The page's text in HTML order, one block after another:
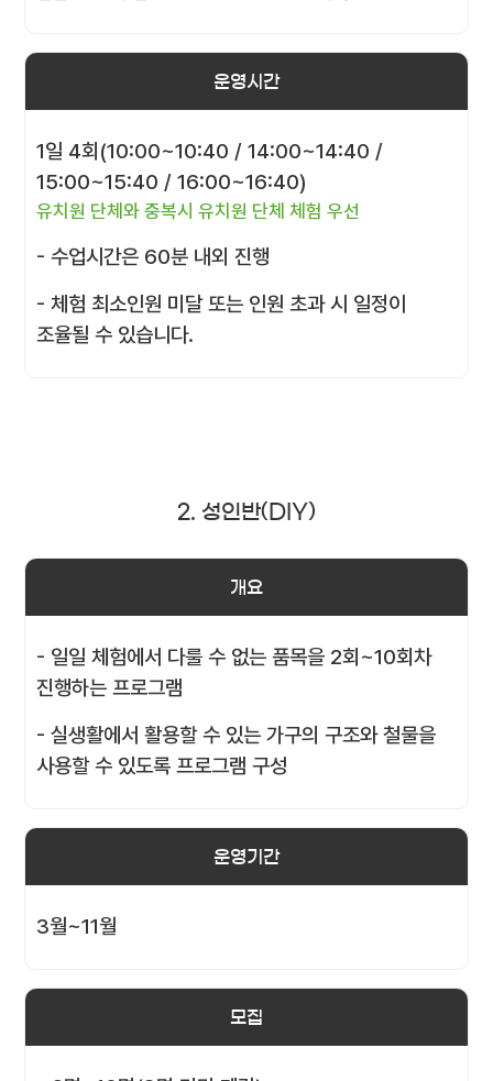
운영시간
1일 4회(10:00~10:40 / 14:00~14:40 /
15:00~15:40 / 16:00~16:40)
유치원 단체와 중복시 유치원 단체 체험 우선
- 수업시간은 60분 내외 진행
- 체험 최소인원 미달 또는 인원 초과 시 일정이
조율될 수 있습니다.
2. 성인반(DIY)
개요
- 일일 체험에서 다룰 수 없는 품목을 2회~10회차
진행하는 프로그램
- 실생활에서 활용할 수 있는 가구의 구조와 철물을
사용할 수 있도록 프로그램 구성
운영기간
3월~11월
모집